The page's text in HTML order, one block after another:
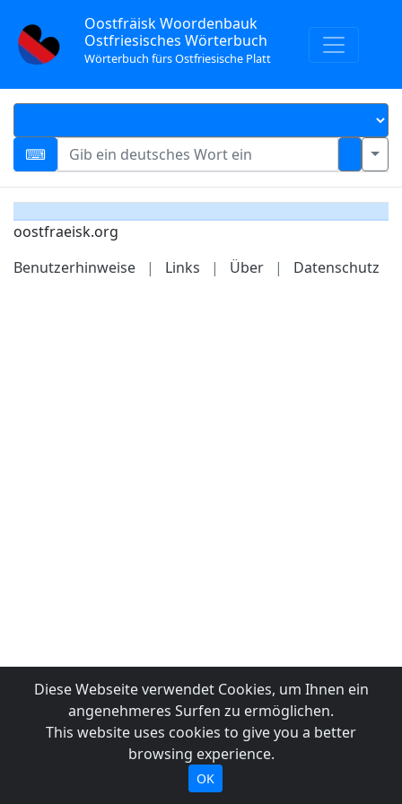
Oostfräisk Woordenbauk
Ostfriesisches Wörterbuch
Wörterbuch fürs Ostfriesische Platt
oostfraeisk.org
Benutzerhinweise
| Links | Über | Datenschutz
Diese Webseite verwendet Cookies, um Ihnen ein
angenehmeres Surfen zu ermöglichen.
This website uses cookies to give you a better
browsing experience.
OK